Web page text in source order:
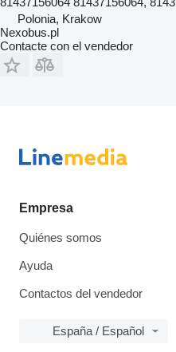
Polonia, Krakow
Nexobus.pl
Contacte con el vendedor
Empresa
Quiénes somos
Ayuda
Contactos del vendedor
España / Español